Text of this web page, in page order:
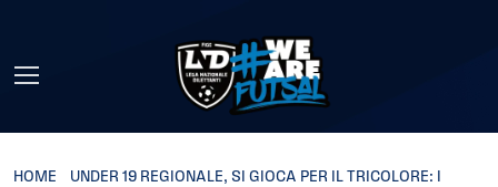
HOME
UNDER 19 REGIONALE, SI GIOCA PER IL TRICOLORE: I